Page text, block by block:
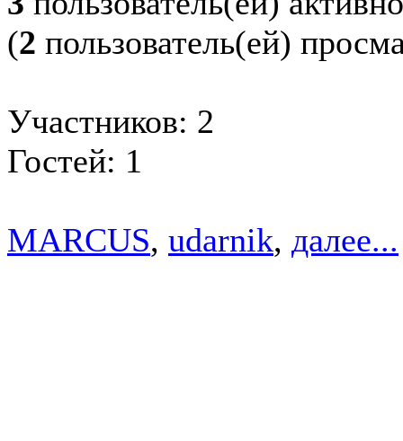
(2 пользователь(ей)
Участников: 2
Гостей: 1
MARCUS, udarnik, далее...